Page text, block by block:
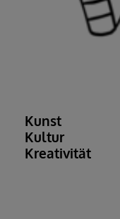
Kunst
Kultur
Kreativität